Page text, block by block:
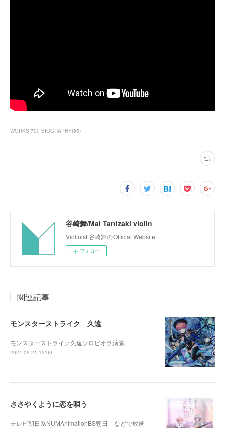
WORKS(70) BIOGRAPHY(95)
谷崎舞/Mai Tanizaki violin
Violinist 谷崎舞のOfficial Website
フォロー
関連記事
モンスターストライク 久遠
モンスターストライク久遠ソロビオラ演奏
2024.09.21 15:00
ささやくように恋を唄う
テレビ朝日系NUMAnimationBS朝日 などで放送